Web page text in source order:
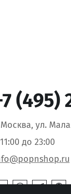
(495)
Москва, ул.
до 23:00